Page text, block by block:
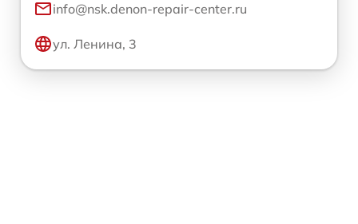
info@nsk.denon-repair-center.ru
ул. Ленина, 3